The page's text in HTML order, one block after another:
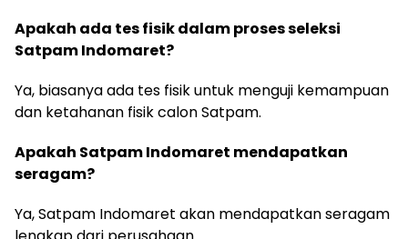
Apakah ada tes fisik dalam proses seleksi
Satpam Indomaret?
Ya, biasanya ada tes fisik untuk menguji kemampuan
dan ketahanan fisik calon Satpam.
Apakah Satpam Indomaret mendapatkan
seragam?
Ya, Satpam Indomaret akan mendapatkan seragam